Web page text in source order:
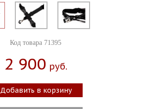
Код товара 71395
2 900 Руб.
Добавить в корзину